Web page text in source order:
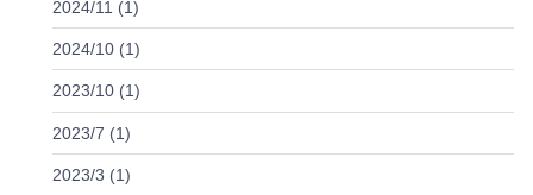
2024/11 (1)
2024/10 (1)
2023/10 (1)
2023/7 (1)
2023/3 (1)